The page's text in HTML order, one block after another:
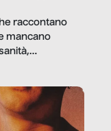
raccontano
mancano